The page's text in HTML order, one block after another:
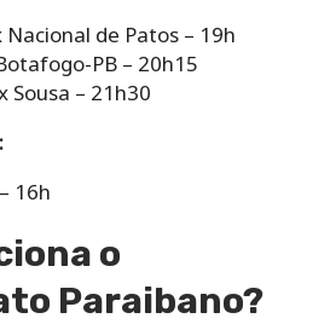
de Patos – 19h
PB – 20h15
Sousa – 21h30
16h
o
Paraibano?